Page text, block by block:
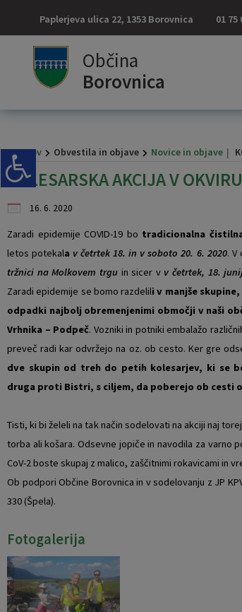
Paplerjeva ulica 22, 1353 Borovnica 01 75
Občina
Borovnica
Domov Obvestila in objave Novice in objave
KOLESARSKA AKCIJA V
16. 6. 2020
Zaradi epidemije COVID-19 bo tradicionalna
letos potekala v četrtek 18. in v soboto 20. 6. 2020. V
tržnici na Molkovem trguin sicer v v četrtek, 18.
Zaradi epidemije se bomo razdelili v manjše
odpadki najbolj obremenjenimi območji v naši
Vrhnika – Podpeč. Vozniki in potniki embalažo
preveč radi kar odvržejo na oz. ob cesto. Ker gre
dve skupin od treh do petih kolesarjev, ki se
druga proti Bistri, s ciljem, da poberejo ob cesti
Tisti, ki bi želeli na tak način sodelovati na akciji naj
torba ali košara. Odsevne jopiče in navodila za varno
CoV-2 boste skupaj z malico, zaščitnimi rokavicami in
Ob podpori Občine Borovnica in v sodelovanju z JP
330 (Špela).
Fotogalerija
Vizitka občine
Predstavitev občine
Občinski praznik
Občinski nagrajenci
Fotogalerija
Vaški odbori
Naselja v občini
Varstvo osebnih podatkov
Temeljni akti občine
Katalog informacij javnega značaja
Notranja prijava po Zakonu o zaščiti prijaviteljev
Župan občine
OBČINSKI SVET
Občinska volilna komisija
Civilna zaščita
Svet za preventivo in vzgojo v cestnem prometu
Naloge in pristojnosti
Seje občinskega sveta
OBČINSKA UPRAVA
Naloge in pristojnosti
Uradne ure - delovni čas
OBVESTILA IN OBJAVE
Novice in objave
Koledar dogodkov
Lokalni utrip - novice
Javni razpisi in objave
Projekti in investicije
Prostorski akti občine
Predpisi in odloki
Proračun občine
Lokalne volitve
Vloge in obrazci
Vprašajte občino
Pomembne številke
Društva in združenja
Znani Borovničani
Koristne povezave
Merilnik hitrosti
Znamenitosti
Prenočišča
Pridelovalci borovnic
Za pričetek iskanja kliknite na puščico >